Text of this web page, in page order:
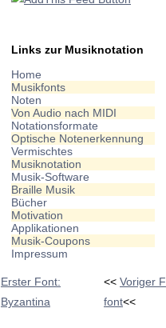
Links zur Musiknotation
Home
Musikfonts
Noten
Von Audio nach MIDI
Notationsformate
Optische Notenerkennung
Vermischtes
Musiknotation
Musik-Software
Braille Musik
Bücher
Motivation
Applikationen
Musik-Coupons
Impressum
Erster Font:
Byzantina
<< Voriger
font<<